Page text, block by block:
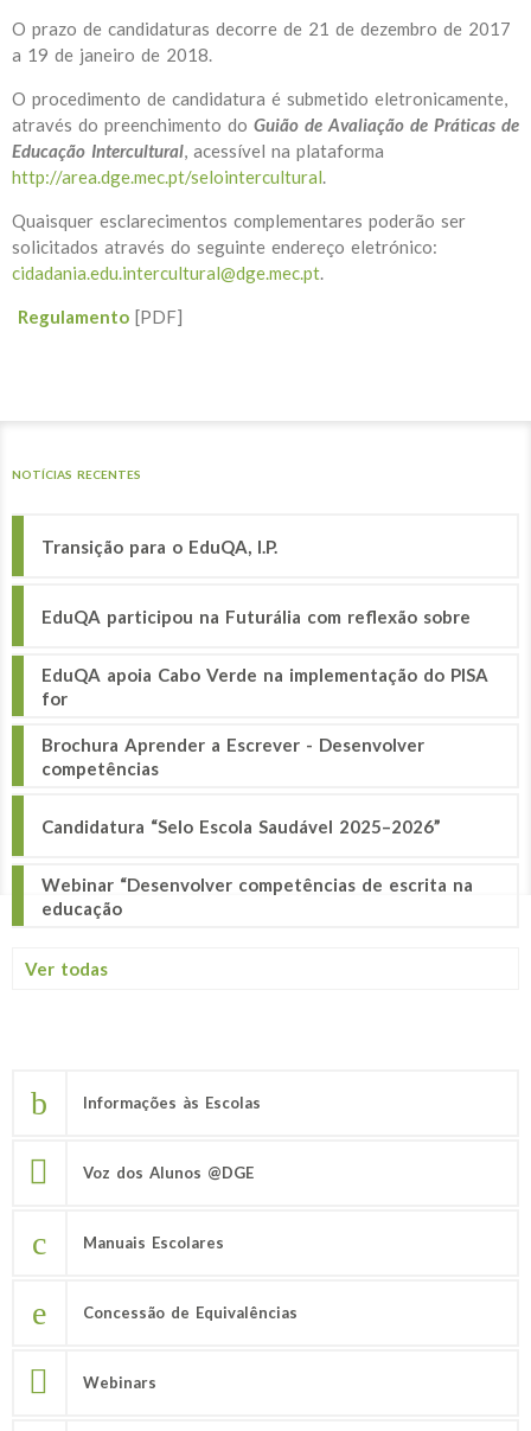
O prazo de candidaturas decorre de 21 de dezembro de 2017
a 19 de janeiro de 2018.
O procedimento de candidatura é submetido eletronicamente,
através do preenchimento do Guião de Avaliação de Práticas de
Educação Intercultural, acessível na plataforma
http://area.dge.mec.pt/selointercultural.
Quaisquer esclarecimentos complementares poderão ser
solicitados através do seguinte endereço eletrónico:
cidadania.edu.intercultural@dge.mec.pt.
Regulamento [PDF]
NOTÍCIAS RECENTES
Transição para o EduQA, I.P.
EduQA participou na Futurália com reflexão sobre
EduQA apoia Cabo Verde na implementação do PISA
for
Brochura Aprender a Escrever - Desenvolver
competências
Candidatura “Selo Escola Saudável 2025–2026”
Webinar “Desenvolver competências de escrita na
educação
Ver todas
Informações às Escolas
Voz dos Alunos @DGE
Manuais Escolares
Concessão de Equivalências
Webinars